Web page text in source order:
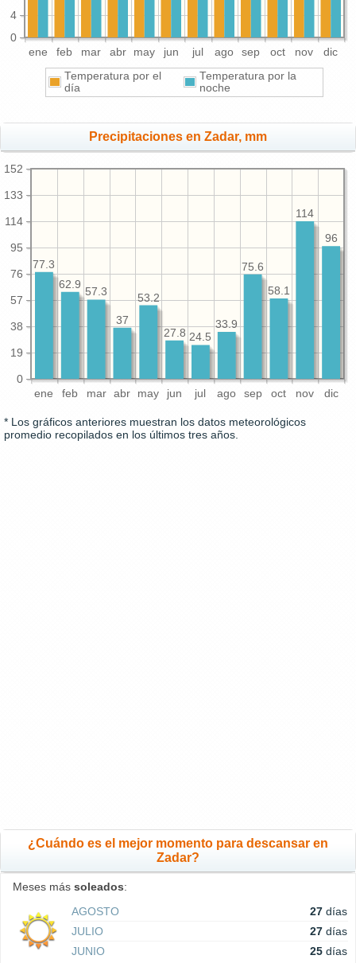
ene feb mar abr may jun jul ago sep oct nov dic
0
4
Temperatura por el
día
Temperatura por la
noche
Precipitaciones en Zadar, mm
ene feb mar abr may jun jul ago sep oct nov dic
0
19
38
57
76
95
114
133
152
96
114
58.1
75.6
33.9
24.5
27.8
53.2
37
57.3
62.9
77.3
* Los gráficos anteriores muestran los datos meteorológicos
promedio recopilados en los últimos tres años.
¿Cuándo es el mejor momento para descansar en
Zadar?
Meses más soleados:
AGOSTO
27 días
JULIO
27 días
JUNIO
25 días